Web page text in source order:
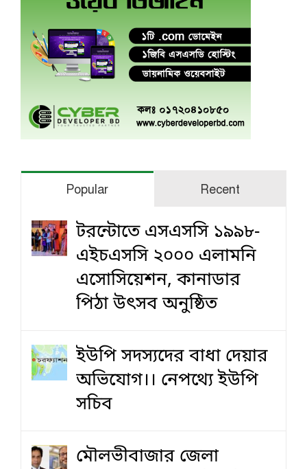
Popular Recent
টরন্টোতে এসএসসি ১৯৯৮-
এইচএসসি ২০০০ এলামনি
এসোসিয়েশন, কানাডার
পিঠা উৎসব অনুষ্ঠিত
ইউপি সদস্যদের বাধা দেয়ার
অভিযোগ।। নেপথ্যে ইউপি
সচিব
মৌলভীবাজার জেলা